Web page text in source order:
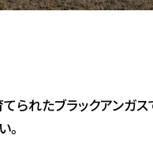
られたブラックアンガス
。